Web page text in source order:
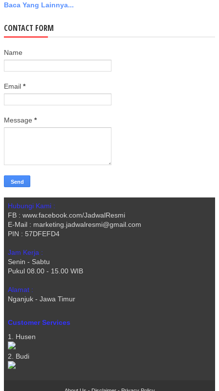
Baca Yang Lainnya...
CONTACT FORM
Name
Email *
Message *
Hubungi Kami :
FB : www.facebook.com/JadwalResmi
E-Mail : marketing.jadwalresmi@gmail.com
PIN : 57DFEFD4
Jam Kerja :
Senin - Sabtu
Pukul 08.00 - 15.00 WIB
Alamat :
Nganjuk - Jawa Timur
Customer Services
1. Husen
2. Budi